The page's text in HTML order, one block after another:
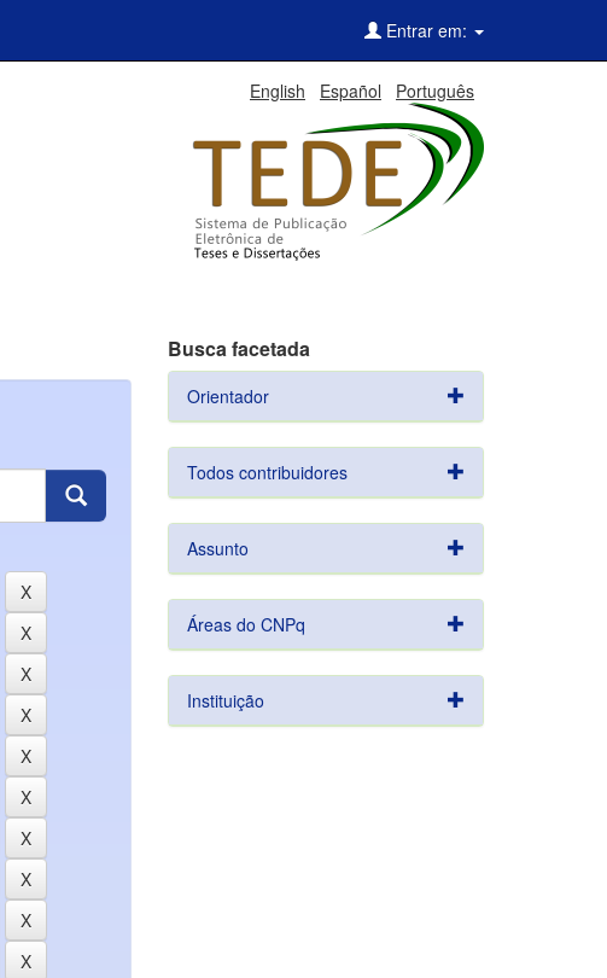
Entrar em:
English Español Português
Busca facetada
Orientador
Todos contribuidores
Assunto
Áreas do CNPq
Instituição